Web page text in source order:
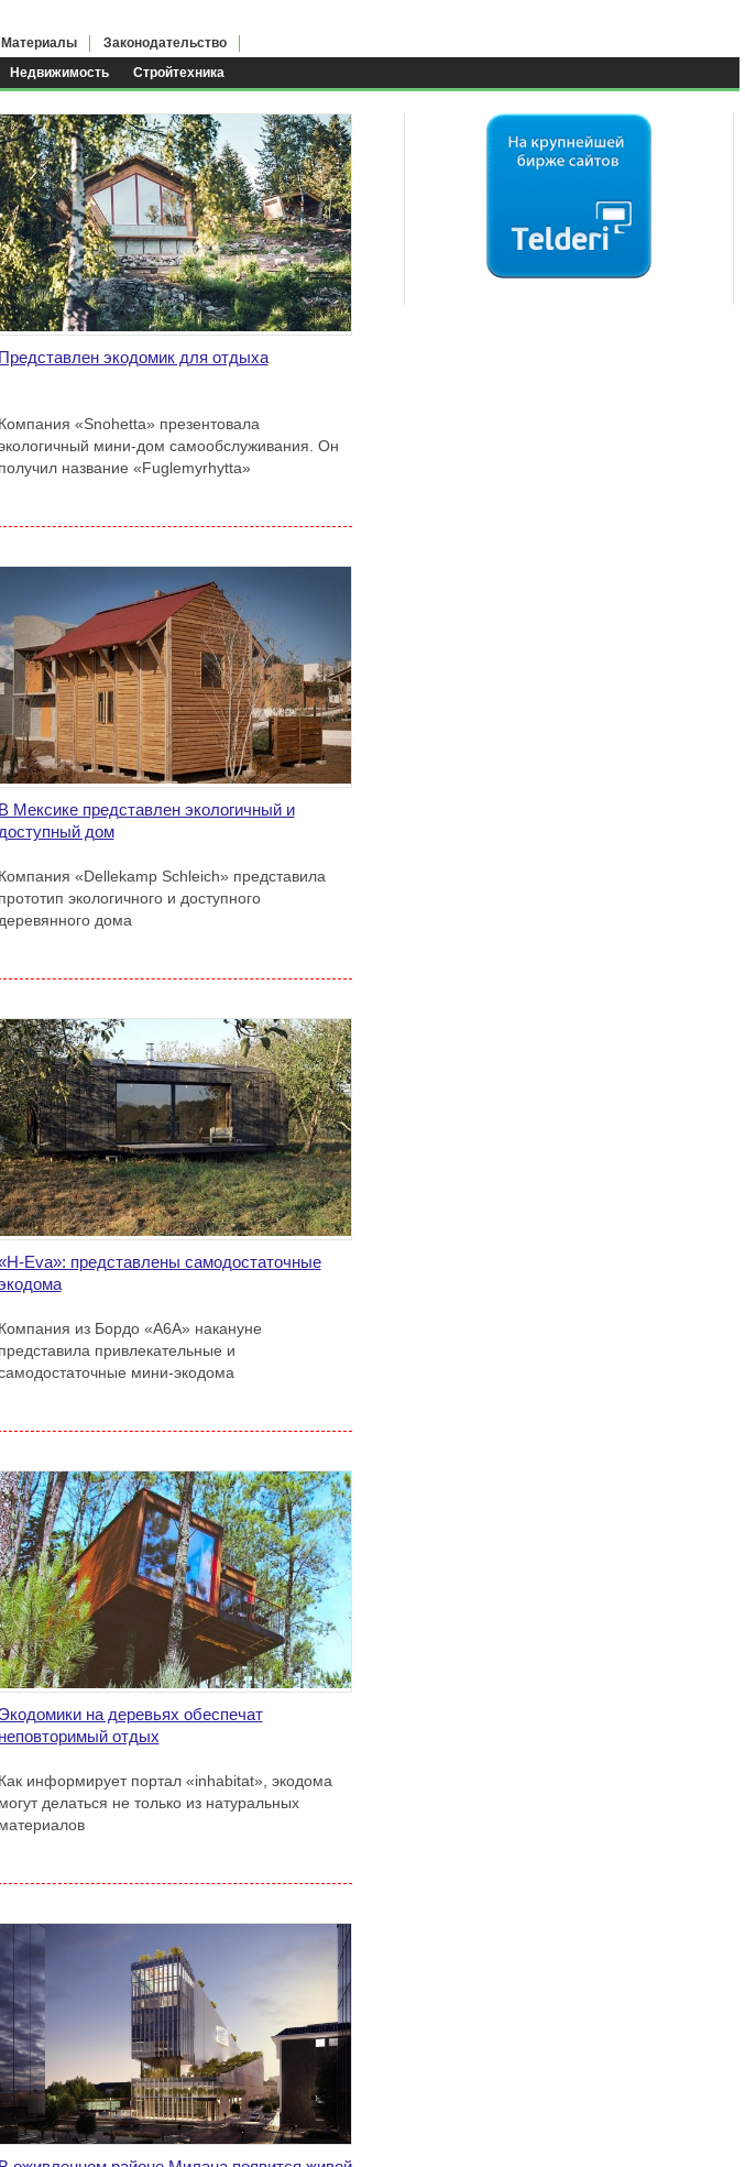
Недвижимость
Стройтехника
Материалы Законодательство
Представлен экодомик для отдыха
Компания «Snоhetta» презентовала
мини-дом самообслуживания. Он
получил название «Fuglemyrhytta»
В Мексике представлен экологичный и
доступный дом
Компания «Dellekamp Schleich» представила
прототип экологичного и доступного
деревянного дома
Eva»: представлены самодостаточные
Компания из Бордо «А6А» накануне
представила привлекательные и
мини-экодома
Экодомики на деревьях обеспечат
неповторимый отдых
Как информирует портал «inhabitat», экодома
могут делаться не только из натуральных
материалов